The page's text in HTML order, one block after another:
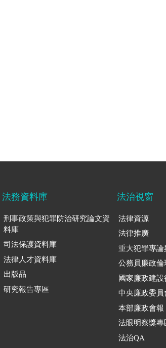
法務資料庫
刑事政策與犯罪防治研究論文資
料庫
司法保護資料庫
法律人才資料庫
出版品
研究報告專區
法治視窗
法律資源
法律推廣
重大犯罪專論
公務員廉政倫
國家廉政建
中央廉政委員
本部廉政會報
法眼明察獎專
法治QA